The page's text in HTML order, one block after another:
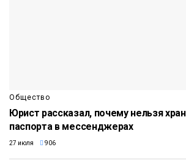
Общество
Юрист рассказал, почему нельзя
паспорта в мессенджерах
27 июля 906